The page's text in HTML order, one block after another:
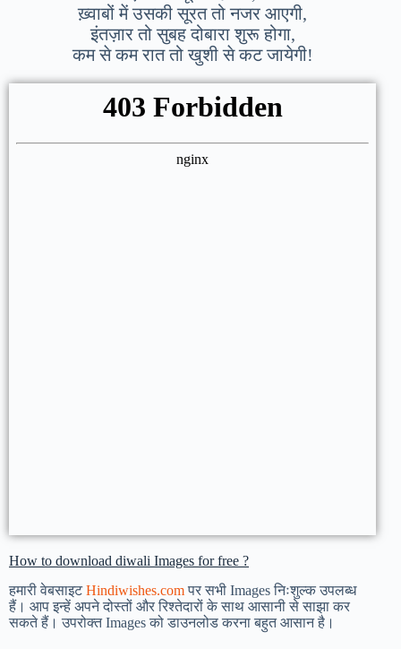
ख़्वाबों में उसकी सूरत तो नजर आएगी,
इंतज़ार तो सुबह दोबारा शुरू होगा,
कम से कम रात तो खुशी से कट जायेगी!
How to download diwali Images for free ?
हमारी वेबसाइटHindiwishes.comपर सभी Images निःशुल्क उपलब्ध
हैं। आप इन्हें अपने दोस्तों और रिश्तेदारों के साथ आसानी से साझा कर
सकते हैं। उपरोक्त Images को डाउनलोड करना बहुत आसान है।